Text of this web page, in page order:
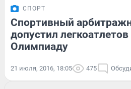
СПОРТ
Спортивный
допустил
Олимпиаду
21 июля, 2016, 18:05 475